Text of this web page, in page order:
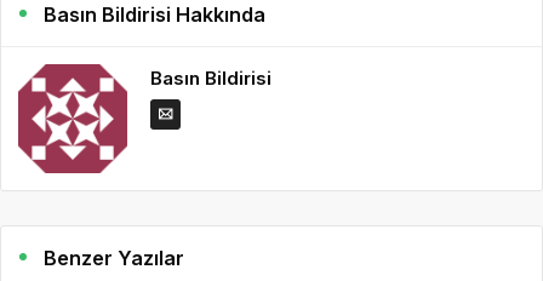
Basın Bildirisi Hakkında
Basın Bildirisi
Benzer Yazılar